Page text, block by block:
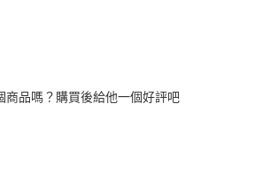
商品嗎？購買後給他一個好評吧